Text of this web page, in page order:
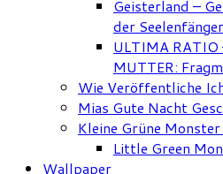
Geisterland –
der Seelenfänger
ULTIMA RATIO
MUTTER:
Wie Veröffentliche
Mias Gute Nacht
Kleine Grüne
Little Green
Wallpaper